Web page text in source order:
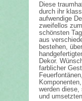
KontaktDiese
durch ihr
aufwendige
zweifellos
schönsten
aus
bestehen,
Dekor.
farblicher
werden
und